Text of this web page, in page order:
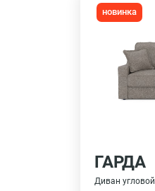
новинка
ГАРДА
Диван угловой